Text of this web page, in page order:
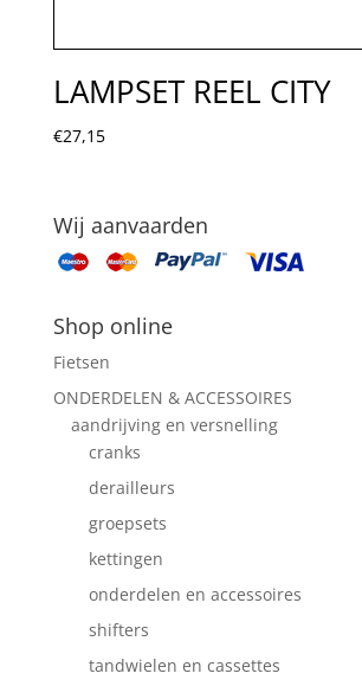
LAMPSET REEL CITY
€27,15
Wij aanvaarden
Shop online
Fietsen
ONDERDELEN & ACCESSOIRES
aandrijving en versnelling
cranks
derailleurs
groepsets
kettingen
onderdelen en accessoires
shifters
tandwielen en cassettes